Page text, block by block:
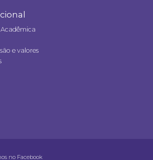
e valores
no Facebook